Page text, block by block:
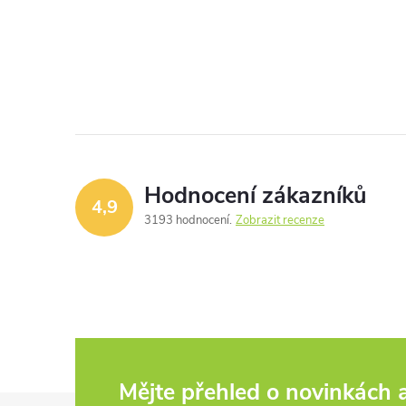
4,9 Hodnocení zákazníků
3193 hodnocení Zobrazit recenze
Mějte přehled o novinkách